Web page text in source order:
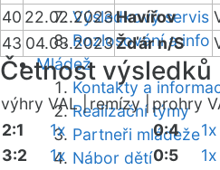
Výsledkový servis
Rozlosování a info
Mládež
Kontakty a
Realizační týmy
Partneři mládeže
Nábor dětí
40 22.02.2023Havířov
43 04.03.2023Žďár n/S
Četnost výsledků
výhry VAL |remízy |prohry
2:1
1x
3:2
1x
0:4
1x
0:5
1x